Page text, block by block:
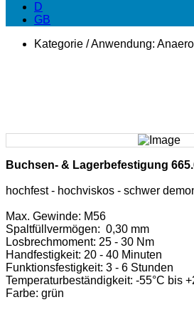
D
GB
Kategorie / Anwendung:
Buchsen- & Lagerbefestigung
hochfest - hochviskos - schwer
Max. Gewinde: M56
Spaltfüllvermögen: 0,30 mm
Losbrechmoment: 25 - 30 Nm
Handfestigkeit: 20 - 40 Minuten
Funktionsfestigkeit: 3 - 6 Stunden
Temperaturbeständigkeit: -55°C bis
Farbe: grün